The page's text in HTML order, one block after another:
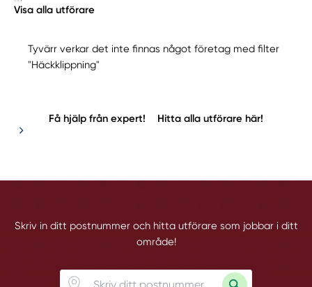
Visa alla utförare
Tyvärr verkar det inte finnas något företag med filter
"Häckklippning"
Få hjälp från expert! Hitta alla utförare här!
Skriv in ditt postnummer och hitta utförare som jobbar i ditt
område!